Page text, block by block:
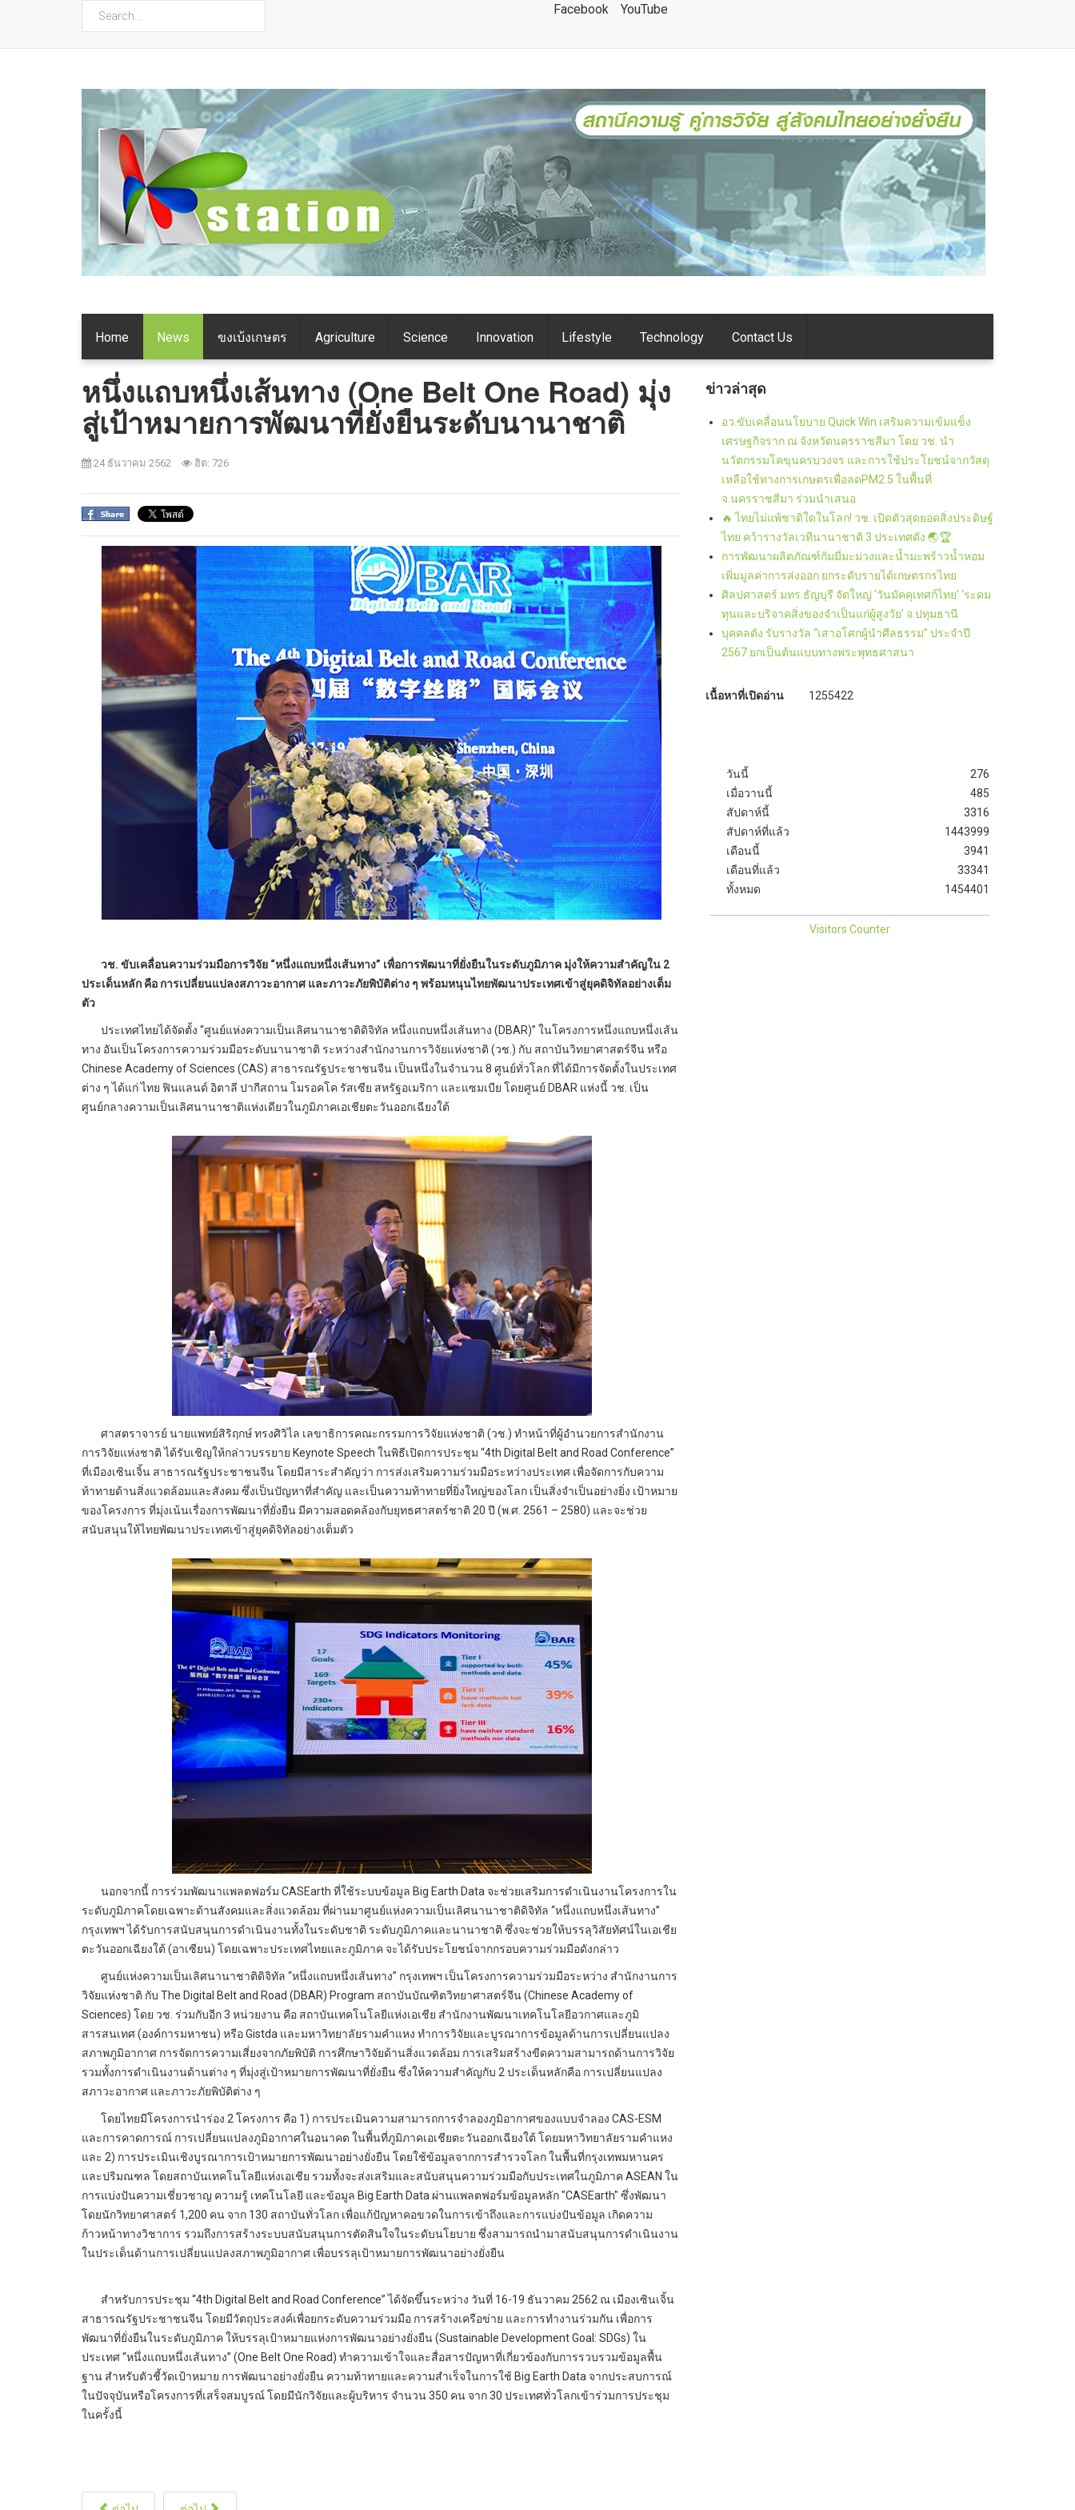
ค้นหา Facebook YouTube
Home News ขงเบ้งเกษตร Agriculture Science Innovation Lifestyle Technology Contact Us
หนึ่งแถบหนึ่งเส้นทาง (One Belt One Road) มุ่ง
สู่เป้าหมายการพัฒนาที่ยั่งยืนระดับนานาชาติ
24 ธันวาคม 2562 ฮิต: 726
วช. ขับเคลื่อนความร่วมมือการวิจัย “หนึ่งแถบหนึ่งเส้นทาง” เพื่อการพัฒนาที่ยั่งยืนในระดับภูมิภาค มุ่งให้ความสำคัญใน 2
ประเด็นหลัก คือ การเปลี่ยนแปลงสภาวะอากาศ และภาวะภัยพิบัติต่าง ๆ พร้อมหนุนไทยพัฒนาประเทศเข้าสู่ยุคดิจิทัลอย่างเต็ม
ตัว
ประเทศไทยได้จัดตั้ง “ศูนย์แห่งความเป็นเลิศนานาชาติดิจิทัล หนึ่งแถบหนึ่งเส้นทาง (DBAR)” ในโครงการหนึ่งแถบหนึ่งเส้น
ทาง อันเป็นโครงการความร่วมมือระดับนานาชาติ ระหว่างสำนักงานการวิจัยแห่งชาติ (วช.) กับ สถาบันวิทยาศาสตร์จีน หรือ
Chinese Academy of Sciences (CAS) สาธารณรัฐประชาชนจีน เป็นหนึ่งในจำนวน 8 ศูนย์ทั่วโลก ที่ได้มีการจัดตั้งในประเทศ
ต่าง ๆ ได้แก่ ไทย ฟินแลนด์ อิตาลี ปากีสถาน โมรอคโค รัสเซีย สหรัฐอเมริกา และแซมเบีย โดยศูนย์ DBAR แห่งนี้ วช. เป็น
ศูนย์กลางความเป็นเลิศนานาชาติแห่งเดียวในภูมิภาคเอเชียตะวันออกเฉียงใต้
ศาสตราจารย์ นายแพทย์สิริฤกษ์ ทรงศิวิไล เลขาธิการคณะกรรมการวิจัยแห่งชาติ (วช.) ทำหน้าที่ผู้อำนวยการสำนักงาน
การวิจัยแห่งชาติ ได้รับเชิญให้กล่าวบรรยาย Keynote Speech ในพิธีเปิดการประชุม “4th Digital Belt and Road Conference”
ที่เมืองเซินเจิ้น สาธารณรัฐประชาชนจีน โดยมีสาระสำคัญว่า การส่งเสริมความร่วมมือระหว่างประเทศ เพื่อจัดการกับความ
ท้าทายด้านสิ่งแวดล้อมและสังคม ซึ่งเป็นปัญหาที่สำคัญ และเป็นความท้าทายที่ยิ่งใหญ่ของโลก เป็นสิ่งจำเป็นอย่างยิ่ง เป้าหมาย
ของโครงการ ที่มุ่งเน้นเรื่องการพัฒนาที่ยั่งยืน มีความสอดคล้องกับยุทธศาสตร์ชาติ 20 ปี (พ.ศ. 2561 – 2580) และจะช่วย
สนับสนุนให้ไทยพัฒนาประเทศเข้าสู่ยุคดิจิทัลอย่างเต็มตัว
นอกจากนี้ การร่วมพัฒนาแพลตฟอร์ม CASEarth ที่ใช้ระบบข้อมูล Big Earth Data จะช่วยเสริมการดำเนินงานโครงการใน
ระดับภูมิภาคโดยเฉพาะด้านสังคมและสิ่งแวดล้อม ที่ผ่านมาศูนย์แห่งความเป็นเลิศนานาชาติดิจิทัล “หนึ่งแถบหนึ่งเส้นทาง”
กรุงเทพฯ ได้รับการสนับสนุนการดำเนินงานทั้งในระดับชาติ ระดับภูมิภาคและนานาชาติ ซึ่งจะช่วยให้บรรลุวิสัยทัศน์ในเอเชีย
ตะวันออกเฉียงใต้ (อาเซียน) โดยเฉพาะประเทศไทยและภูมิภาค จะได้รับประโยชน์จากกรอบความร่วมมือดังกล่าว
ศูนย์แห่งความเป็นเลิศนานาชาติดิจิทัล “หนึ่งแถบหนึ่งเส้นทาง” กรุงเทพฯ เป็นโครงการความร่วมมือระหว่าง สำนักงานการ
วิจัยแห่งชาติ กับ The Digital Belt and Road (DBAR) Program สถาบันบัณฑิตวิทยาศาสตร์จีน (Chinese Academy of
Sciences) โดย วช. ร่วมกับอีก 3 หน่วยงาน คือ สถาบันเทคโนโลยีแห่งเอเชีย สำนักงานพัฒนาเทคโนโลยีอวกาศและภูมิ
สารสนเทศ (องค์การมหาชน) หรือ Gistda และมหาวิทยาลัยรามคำแหง ทำการวิจัยและบูรณาการข้อมูลด้านการเปลี่ยนแปลง
สภาพภูมิอากาศ การจัดการความเสี่ยงจากภัยพิบัติ การศึกษาวิจัยด้านสิ่งแวดล้อม การเสริมสร้างขีดความสามารถด้านการวิจัย
รวมทั้งการดำเนินงานด้านต่าง ๆ ที่มุ่งสู่เป้าหมายการพัฒนาที่ยั่งยืน ซึ่งให้ความสำคัญกับ 2 ประเด็นหลักคือ การเปลี่ยนแปลง
สภาวะอากาศ และภาวะภัยพิบัติต่าง ๆ
โดยไทยมีโครงการนำร่อง 2 โครงการ คือ 1) การประเมินความสามารถการจำลองภูมิอากาศของแบบจำลอง CAS-ESM
และการคาดการณ์ การเปลี่ยนแปลงภูมิอากาศในอนาคต ในพื้นที่ภูมิภาคเอเชียตะวันออกเฉียงใต้ โดยมหาวิทยาลัยรามคำแหง
และ 2) การประเมินเชิงบูรณาการเป้าหมายการพัฒนาอย่างยั่งยืน โดยใช้ข้อมูลจากการสำรวจโลก ในพื้นที่กรุงเทพมหานคร
และปริมณฑล โดยสถาบันเทคโนโลยีแห่งเอเชีย รวมทั้งจะส่งเสริมและสนับสนุนความร่วมมือกับประเทศในภูมิภาค ASEAN ใน
การแบ่งปันความเชี่ยวชาญ ความรู้ เทคโนโลยี และข้อมูล Big Earth Data ผ่านแพลตฟอร์มข้อมูลหลัก "CASEarth" ซึ่งพัฒนา
โดยนักวิทยาศาสตร์ 1,200 คน จาก 130 สถาบันทั่วโลก เพื่อแก้ปัญหาคอขวดในการเข้าถึงและการแบ่งปันข้อมูล เกิดความ
ก้าวหน้าทางวิชาการ รวมถึงการสร้างระบบสนับสนุนการตัดสินใจในระดับนโยบาย ซึ่งสามารถนำมาสนับสนุนการดำเนินงาน
ในประเด็นด้านการเปลี่ยนแปลงสภาพภูมิอากาศ เพื่อบรรลุเป้าหมายการพัฒนาอย่างยั่งยืน
สำหรับการประชุม “4th Digital Belt and Road Conference” ได้จัดขึ้นระหว่าง วันที่ 16-19 ธันวาคม 2562 ณ เมืองเซินเจิ้น
สาธารณรัฐประชาชนจีน โดยมีวัตถุประสงค์เพื่อยกระดับความร่วมมือ การสร้างเครือข่าย และการทำงานร่วมกัน เพื่อการ
พัฒนาที่ยั่งยืนในระดับภูมิภาค ให้บรรลุเป้าหมายแห่งการพัฒนาอย่างยั่งยืน (Sustainable Development Goal: SDGs) ใน
ประเทศ “หนึ่งแถบหนึ่งเส้นทาง” (One Belt One Road) ทำความเข้าใจและสื่อสารปัญหาที่เกี่ยวข้องกับการรวบรวมข้อมูลพื้น
ฐาน สำหรับตัวชี้วัดเป้าหมาย การพัฒนาอย่างยั่งยืน ความท้าทายและความสำเร็จในการใช้ Big Earth Data จากประสบการณ์
ในปัจจุบันหรือโครงการที่เสร็จสมบูรณ์ โดยมีนักวิจัยและผู้บริหาร จำนวน 350 คน จาก 30 ประเทศทั่วโลกเข้าร่วมการประชุม
ในครั้งนี้
ข่าวล่าสุด
อว.ขับเคลื่อนนโยบาย Quick Win เสริมความเข้มแข็ง
เศรษฐกิจราก ณ จังหวัดนครราชสีมา โดย วช. นำ
นวัตกรรมโคขุนครบวงจร และการใช้ประโยชน์จากวัสดุ
เหลือใช้ทางการเกษตรเพื่อลดPM2.5 ในพื้นที่
จ.นครราชสีมา ร่วมนำเสนอ
🔥 ไทยไม่แพ้ชาติใดในโลก! วช. เปิดตัวสุดยอดสิ่งประดิษฐ์
ไทย คว้ารางวัลเวทีนานาชาติ 3 ประเทศดัง 🌏🏆
การพัฒนาผลิตภัณฑ์กัมมี่มะม่วงและน้ำมะพร้าวน้ำหอม
เพิ่มมูลค่าการส่งออก ยกระดับรายได้เกษตรกรไทย
ศิลปศาสตร์ มทร.ธัญบุรี จัดใหญ่ ‘วันมัคคุเทศก์ไทย’ ‘ระดม
ทุนและบริจาคสิ่งของจำเป็นแก่ผู้สูงวัย’ จ.ปทุมธานี
บุคคลดัง รับรางวัล “เสาอโศกผู้นำศีลธรรม” ประจำปี
2567 ยกเป็นต้นแบบทางพระพุทธศาสนา
เนื้อหาที่เปิดอ่าน 1255422
วันนี้
เมื่อวานนี้
สัปดาห์นี้
สัปดาห์ที่แล้ว
เดือนนี้
เดือนที่แล้ว
ทั้งหมด
276
485
3316
1443999
3941
33341
1454401
Visitors Counter